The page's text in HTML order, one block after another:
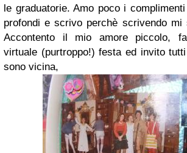
le graduatorie. Amo poco i
profondi e scrivo perchè scrivendo mi
Accontento il mio amore piccolo,
virtuale (purtroppo!) festa ed invito
sono vicina,